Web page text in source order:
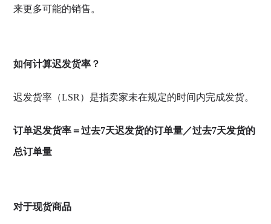
来更多可能的销售。
如何计算迟发货率？
迟发货率（LSR）是指卖家未在规定的时间内完成发货。
订单迟发货率＝过去7天迟发货的订单量／过去7天发货的
总订单量
对于现货商品